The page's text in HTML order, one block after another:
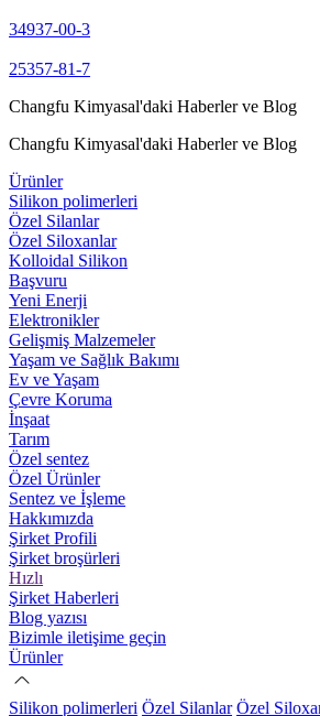
34937-00-3
25357-81-7
Changfu Kimyasal'daki Haberler ve Blog
Changfu Kimyasal'daki Haberler ve Blog
Ürünler
Silikon polimerleri
Özel Silanlar
Özel Siloxanlar
Kolloidal Silikon
Başvuru
Yeni Enerji
Elektronikler
Gelişmiş Malzemeler
Yaşam ve Sağlık Bakımı
Ev ve Yaşam
Çevre Koruma
İnşaat
Tarım
Özel sentez
Özel Ürünler
Sentez ve İşleme
Hakkımızda
Şirket Profili
Şirket broşürleri
Hızlı
Şirket Haberleri
Blog yazısı
Bizimle iletişime geçin
Ürünler
Silikon polimerleri Özel Silanlar Özel